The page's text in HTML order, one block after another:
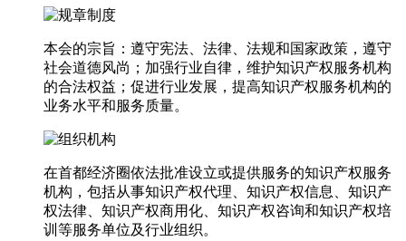
本会的宗旨：遵守宪法、法律、法规和国家政策，遵守
社会道德风尚；加强行业自律，维护知识产权服务机构
的合法权益；促进行业发展，提高知识产权服务机构的
业务水平和服务质量。
在首都经济圈依法批准设立或提供服务的知识产权服务
机构，包括从事知识产权代理、知识产权信息、知识产
权法律、知识产权商用化、知识产权咨询和知识产权培
训等服务单位及行业组织。